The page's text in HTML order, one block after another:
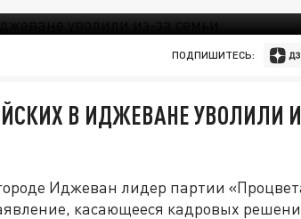
ПОДПИШИТЕСЬ:
В ИДЖЕВАНЕ УВОЛИЛИ
Иджеван лидер партии
касающееся кадровых